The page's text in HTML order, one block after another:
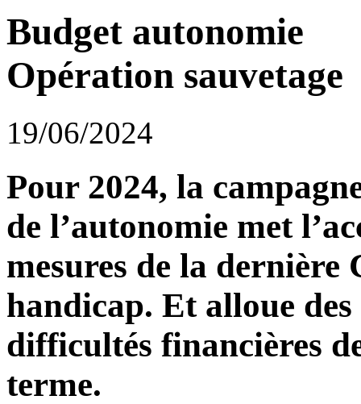
Budget autonomie
Opération sauvetage
19/06/2024
Pour 2024, la
de l’autonomie met
mesures de la dernière
handicap. Et alloue
difficultés financières
terme.